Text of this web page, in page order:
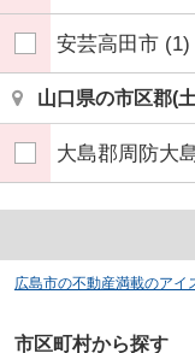
安芸高田市 (1)
山口県の市区郡(
大島郡周防大
広島市の不動産満載のアイ
市区町村から探す